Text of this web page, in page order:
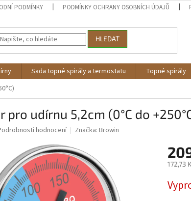
PODMÍNKY PODMÍNKY OCHRANY OSOBNÍCH ÚDAJŮ
HLEDAT
Sada topné spirály a termostatu Topné spirály
pro udírnu 5,2cm (0°C do
hodnocení Značka: Browin
172,73
cena: